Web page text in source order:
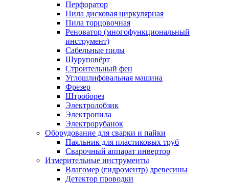
Перфоратор
Пила дисковая циркулярная
Пила торцовочная
Реноватор (многофункциональный
инструмент)
Сабельные пилы
Шуруповёрт
Строительный фен
Углошлифовальная машина
Фрезер
Штроборез
Электролобзик
Электропила
Электрорубанок
Оборудование для сварки и пайки
Паяльник для пластиковых труб
Сварочный аппарат инвертор
Измерительные инструменты
Влагомер (гидроментр) древесины
Детектор проводки